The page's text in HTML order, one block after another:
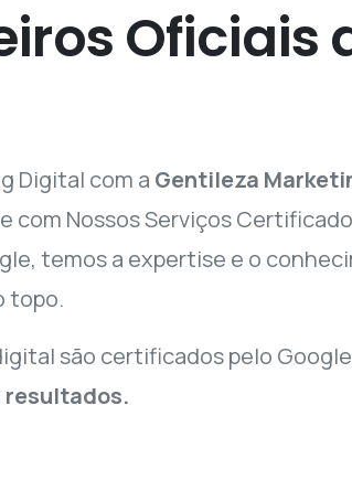
Oficiais
Digital com a Gentileza
com Nossos Serviços
temos a expertise e o
topo.
são certificados pelo
resultados.